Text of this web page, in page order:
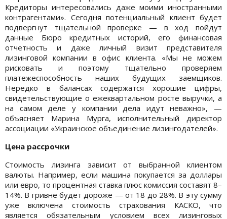
Кредиторы интересовались даже моими иностранными
контрагентами». Сегодня потенциальный клиент будет
подвергнут тщательной проверке — в ход пойдут
данные Бюро кредитных историй, его финансовая
отчетность и даже личный визит представителя
лизинговой компании в офис клиента. «Мы не можем
рисковать и поэтому тщательно проверяем
платежеспособность наших будущих заемщиков.
Нередко в балансах содержатся хорошие цифры,
свидетельствующие о ежеквартальном росте выручки, а
на самом деле у компании дела идут неважно», —
объясняет Марина Мурга, исполнительный директор
ассоциации «Украинское объединение лизингодателей».
Цена рассрочки
Стоимость лизинга зависит от выбранной клиентом
валюты. Например, если машина покупается за доллары
или евро, то процентная ставка плюс комиссия составят 8–
14%. В гривне будет дороже — от 18 до 28%. В эту сумму
уже включена стоимость страхования КАСКО, что
является обязательным условием всех лизинговых